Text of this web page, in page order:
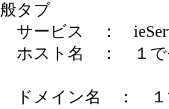
タブ
ビス ：
名 ： １で登録
ン名 ： １で登